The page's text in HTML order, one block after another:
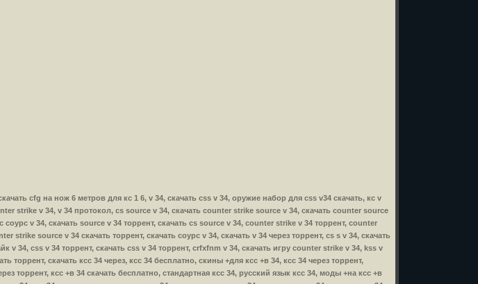
cfg на нож 6 метров для кс 1 6, v 34, скачать css v 34, оружие набор для css v34 скачать, кс v
strike v 34, v 34 протокол, cs source v 34, скачать counter strike source v 34, скачать counter source
v 34, скачать source v 34 торрент, скачать cs source v 34, counter strike v 34 торрент, counter
strike source v 34 скачать торрент, скачать соурс v 34, скачать v 34 через торрент, cs s v 34, скачать
v 34, css v 34 торрент, скачать css v 34 торрент, crfxfnm v 34, скачать игру counter strike v 34, kss v
торрент, скачать ксс 34 через, ксс 34 бесплатно, скины +для ксс +в 34, ксс 34 через торрент,
торрент, ксс +в 34 скачать бесплатно, стандартная ксс 34, русский язык ксс 34, моды +на ксс +в